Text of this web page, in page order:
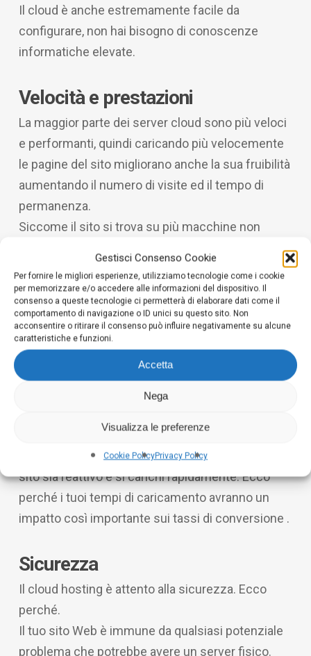
Gestisci Consenso Cookie
Per fornire le migliori esperienze, utilizziamo tecnologie come i cookie
per memorizzare e/o accedere alle informazioni del dispositivo. Il
consenso a queste tecnologie ci permetterà di elaborare dati come il
comportamento di navigazione o ID unici su questo sito. Non
acconsentire o ritirare il consenso può influire negativamente su alcune
caratteristiche e funzioni.
Accetta
Nega
Visualizza le preferenze
Cookie PolicyPrivacy Policy
Il cloud è anche estremamente facile da
configurare, non hai bisogno di conoscenze
informatiche elevate.
Velocità e prestazioni
La maggior parte dei server cloud sono più veloci
e performanti, quindi caricando più velocemente
le pagine del sito migliorano anche la sua fruibilità
aumentando il numero di visite ed il tempo di
permanenza.
Siccome il sito si trova su più macchine non
farebbe se avessi un piano dedicato, condiviso o
VPS quindi devi tenerlo in considerazione se ad
esempio metti a disposizione video, immagini,
audio e altri contenuti multimediali.
Un altro vantaggio dell’hosting cloud è che il
contenuto può essere consegnato dal server più
vicino all’utente, motivo per cui i tempi di
Ai visitatori del tuo sito non importa che tipo di
hosting stai utilizzando. Vogliono solo che il tuo
sito sia reattivo e si carichi rapidamente. Ecco
perché i tuoi tempi di caricamento avranno un
impatto così importante sui tassi di conversione .
Sicurezza
Il cloud hosting è attento alla sicurezza. Ecco
perché.
Il tuo sito Web è immune da qualsiasi potenziale
problema che potrebbe avere un server fisico.